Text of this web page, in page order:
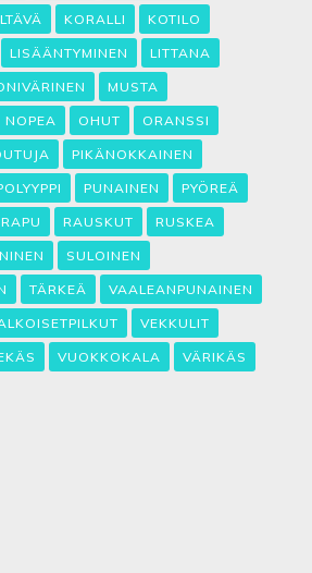
KORALLI KOTILO
LISÄÄNTYMINEN LITTANA
MUSTA
NOPEA OHUT ORANSSI
PIKÄNOKKAINEN
PUNAINEN PYÖREÄ
RAPU RAUSKUT RUSKEA
SULOINEN
TÄRKEÄ VAALEANPUNAINEN
VEKKULIT
VUOKKOKALA VÄRIKÄS